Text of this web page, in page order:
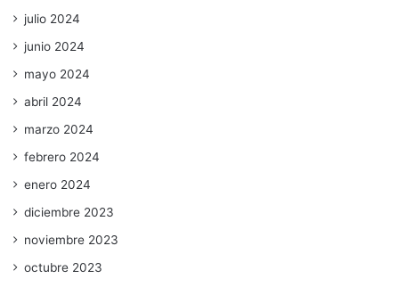
julio 2024
junio 2024
mayo 2024
abril 2024
marzo 2024
febrero 2024
enero 2024
diciembre 2023
noviembre 2023
octubre 2023